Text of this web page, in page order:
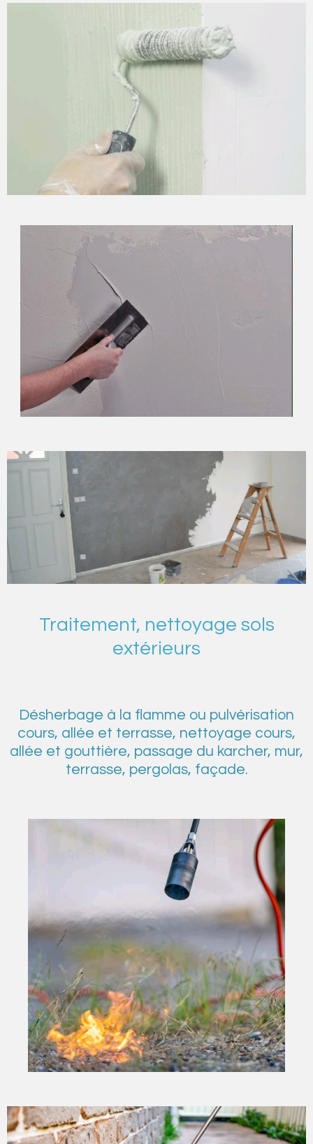
Traitement, nettoyage sols
extérieurs
Désherbage à la flamme ou pulvérisation
cours, allée et terrasse, nettoyage cours,
allée et gouttière, passage du karcher, mur,
terrasse, pergolas, façade.